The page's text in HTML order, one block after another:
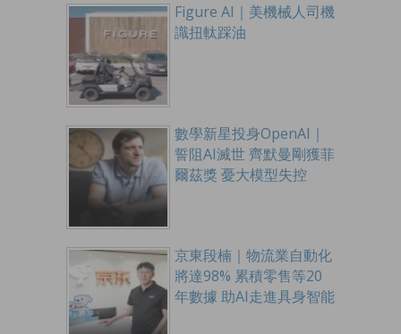
Figure AI｜美機械人司機
識扭軚踩油
數學新星投身OpenAI｜
誓阻AI滅世 齊默曼剛獲菲
爾茲獎 憂大模型失控
京東段楠｜物流業自動化
將達98% 累積零售等20
年數據 助AI走進具身智能